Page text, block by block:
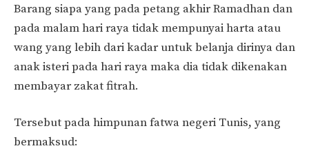
Barang siapa yang pada petang akhir Ramadhan dan
pada malam hari raya tidak mempunyai harta atau
wang yang lebih dari kadar untuk belanja dirinya dan
anak isteri pada hari raya maka dia tidak dikenakan
membayar zakat fitrah.
Tersebut pada himpunan fatwa negeri Tunis, yang
bermaksud: